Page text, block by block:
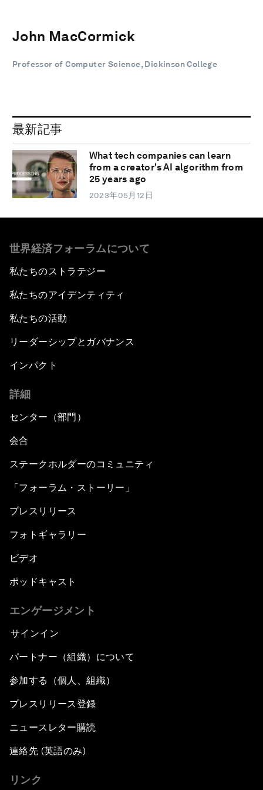
John MacCormick
Professor of Computer Science, Dickinson College
最新記事
What tech companies can learn
from a creator's AI algorithm from
25 years ago
2023年05月12日
世界経済フォーラムについて
私たちのストラテジー
私たちのアイデンティティ
私たちの活動
リーダーシップとガバナンス
インパクト
詳細
センター（部門）
会合
ステークホルダーのコミュニティ
「フォーラム・ストーリー」
プレスリリース
フォトギャラリー
ビデオ
ポッドキャスト
エンゲージメント
サインイン
パートナー（組織）について
参加する（個人、組織）
プレスリリース登録
ニュースレター購読
連絡先 (英語のみ)
リンク